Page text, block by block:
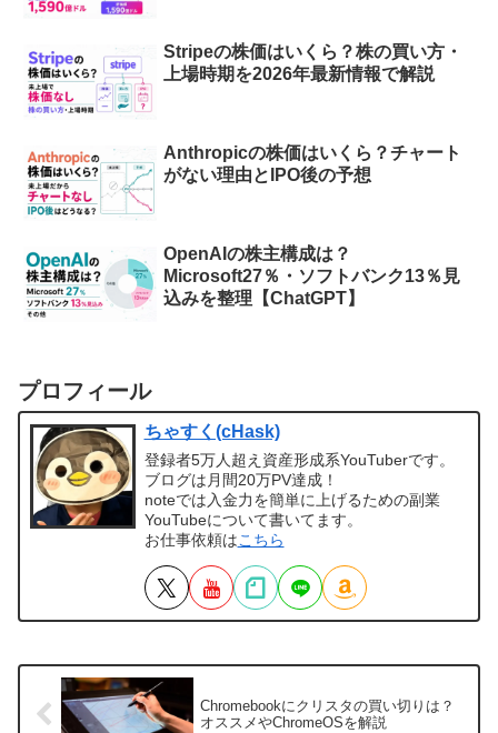
Stripeの株価はいくら？株の買い方・
上場時期を2026年最新情報で解説
Anthropicの株価はいくら？チャート
がない理由とIPO後の予想
OpenAIの株主構成は？
Microsoft27％・ソフトバンク13％見
込みを整理【ChatGPT】
プロフィール
ちゃすく(cHask)
登録者5万人超え資産形成系YouTuberです。
ブログは月間20万PV達成！
noteでは入金力を簡単に上げるための副業
YouTubeについて書いてます。
お仕事依頼はこちら
Chromebookにクリスタの買い切りは？
オススメやChromeOSを解説